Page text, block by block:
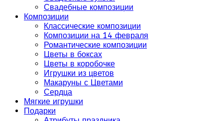
Свадебные композиции
Композиции
Классические композиции
Композиции на 14 февраля
Романтические композиции
Цветы в боксах
Цветы в коробочке
Игрушки из цветов
Макаруны с Цветами
Сердца
Мягкие игрушки
Подарки